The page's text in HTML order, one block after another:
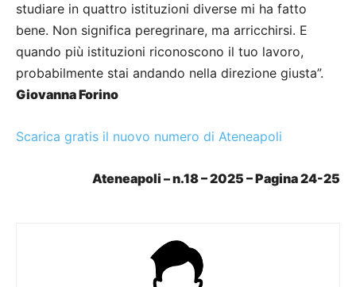
studiare in quattro istituzioni diverse mi ha fatto
bene. Non significa peregrinare, ma arricchirsi. E
quando più istituzioni riconoscono il tuo lavoro,
probabilmente stai andando nella direzione giusta”.
Giovanna Forino
Scarica gratis il nuovo numero di Ateneapoli
Ateneapoli – n.18 – 2025 – Pagina 24-25